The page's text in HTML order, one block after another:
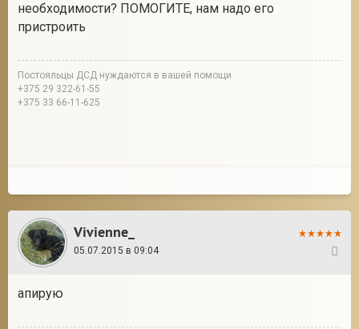
необходимости? ПОМОГИТЕ, нам надо его
пристроить
Постояльцы ДСД нуждаются в вашей помощи
+375 29 322-61-55
+375 33 66-11-625
Vivienne_
05.07.2015 в 09:04
апирую